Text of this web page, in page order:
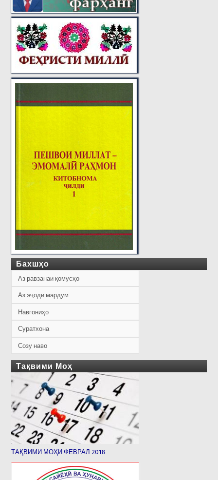
Бахшҳо
Аз равзанаи қомусҳо
Аз эҷоди мардум
Навгониҳо
Суратхона
Созу наво
Тақвими Моҳ
ТАҚВИМИ МОҲИ ФЕВРАЛ 2018